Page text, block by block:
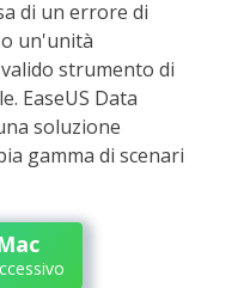
di un errore di
un'unità
strumento di
EaseUS Data
soluzione
gamma di scenari